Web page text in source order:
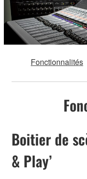
Fonctionnalités
Boitier de
& Play’